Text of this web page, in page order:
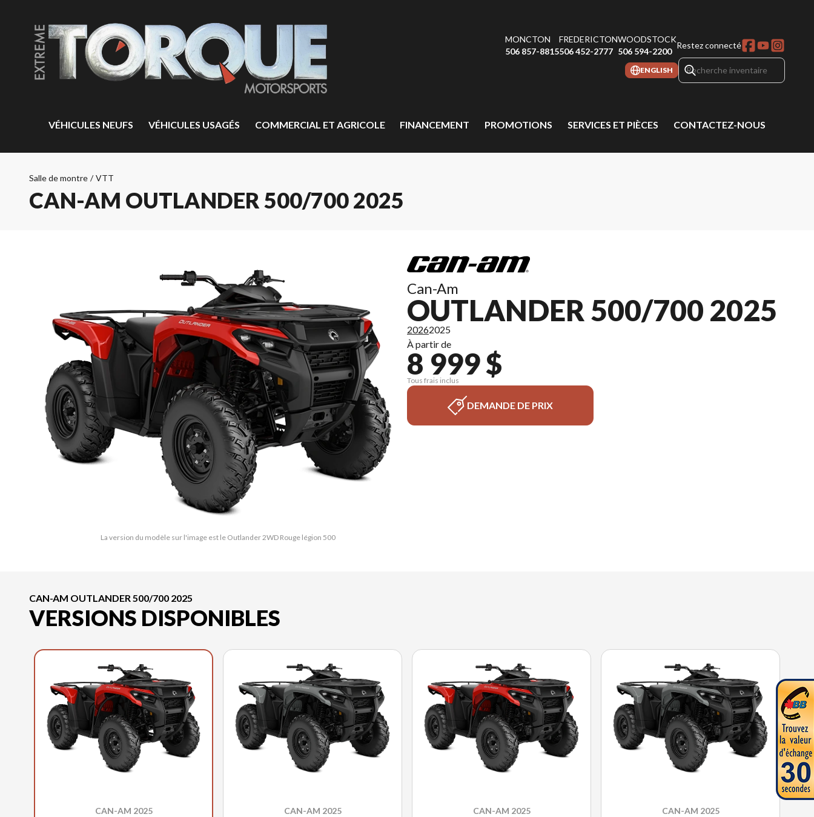
MONCTON
506 857-8815
FREDERICTON
506 452-2777
WOODSTOCK
506 594-2200
Restez connecté
ENGLISH
VÉHICULES NEUFS VÉHICULES USAGÉS COMMERCIAL ET AGRICOLE FINANCEMENT PROMOTIONS SERVICES ET PIÈCES CONTACTEZ-NOUS
Salle de montre / VTT
CAN-AM OUTLANDER 500/700 2025
La version du modèle sur l'image est le Outlander 2WD Rouge légion 500
Can-Am
OUTLANDER 500/700 2025
20262025
À partir de
8 999 $
Tous frais inclus
DEMANDE DE PRIX
CAN-AM OUTLANDER 500/700 2025
VERSIONS DISPONIBLES
CAN-AM 2025 CAN-AM 2025 CAN-AM 2025 CAN-AM 2025